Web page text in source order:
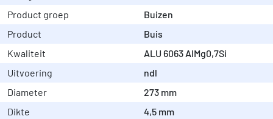
Product groep
Buizen
Product
Buis
Kwaliteit
ALU 6063 AlMg0,7Si
Uitvoering
ndl
Diameter
273 mm
Dikte
4,5 mm